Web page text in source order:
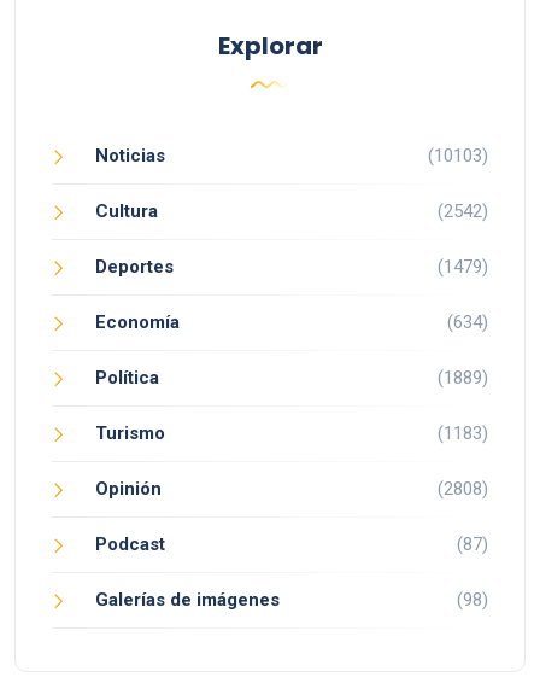
Explorar
Noticias (10103)
Cultura (2542)
Deportes (1479)
Economía (634)
Política (1889)
Turismo (1183)
Opinión (2808)
Podcast (87)
Galerías de imágenes (98)